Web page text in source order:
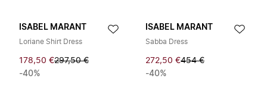
ISABEL MARANT
Loriane Shirt Dress
178,50 €297,50 €
-40%
ISABEL MARANT
Sabba Dress
272,50 €454 €
-40%